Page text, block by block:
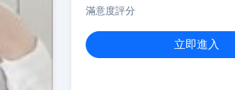
滿意度評分
立即進入